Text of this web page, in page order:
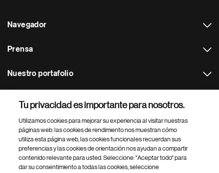
Navegador
Prensa
Nuestro portafolio
Footer Site Search
Tu privacidad es importante para nosotros.
Utilizamos cookies para mejorar su experiencia al visitar nuestras
páginas web: las cookies de rendimiento nos muestran cómo
utiliza esta página web, las cookies funcionales recuerdan sus
preferencias y las cookies de orientación nos ayudan a compartir
contenido relevante para usted. Seleccione: "Aceptar todo" para
dar su consentimiento a todas las cookies, seleccione